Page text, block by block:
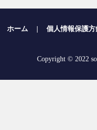
ホーム 個人情報保護方
Copyright © 2022